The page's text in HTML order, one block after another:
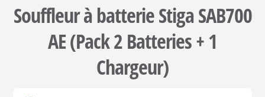
Souffleur à batterie Stiga SAB700
AE (Pack 2 Batteries + 1
Chargeur)